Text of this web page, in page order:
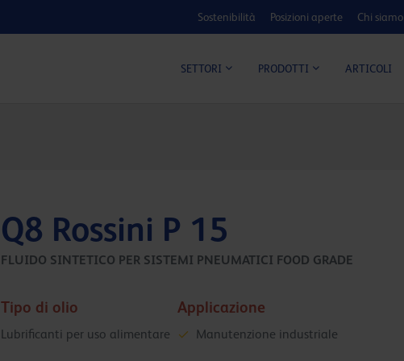
Sostenibilità Posizioni aperte Chi siamo
SETTORI PRODOTTI ARTICOLI
Q8 Rossini P 15
FLUIDO SINTETICO PER SISTEMI PNEUMATICI FOOD GRADE
Tipo di olio
Lubrificanti per uso alimentare
Applicazione
Manutenzione industriale